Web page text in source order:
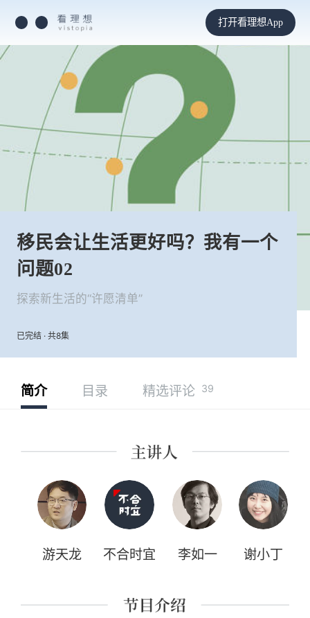
打开看理想App
移民会让生活更好吗？我有一个
问题02
探索新生活的“许愿清单”
已完结 · 共8集
简介 目录 精选评论 39
游天龙 不合时宜 李如一 谢小丁